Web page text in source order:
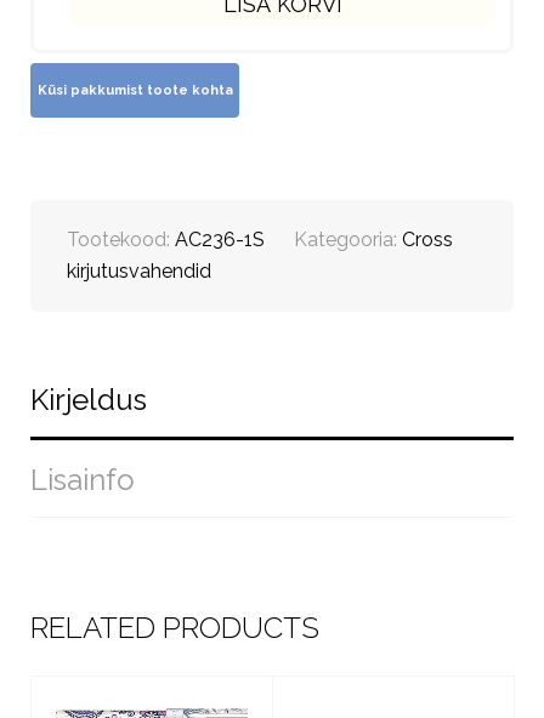
Tootekood: AC236-1S Kategooria: Cross
kirjutusvahendid
Kirjeldus
Lisainfo
RELATED PRODUCTS